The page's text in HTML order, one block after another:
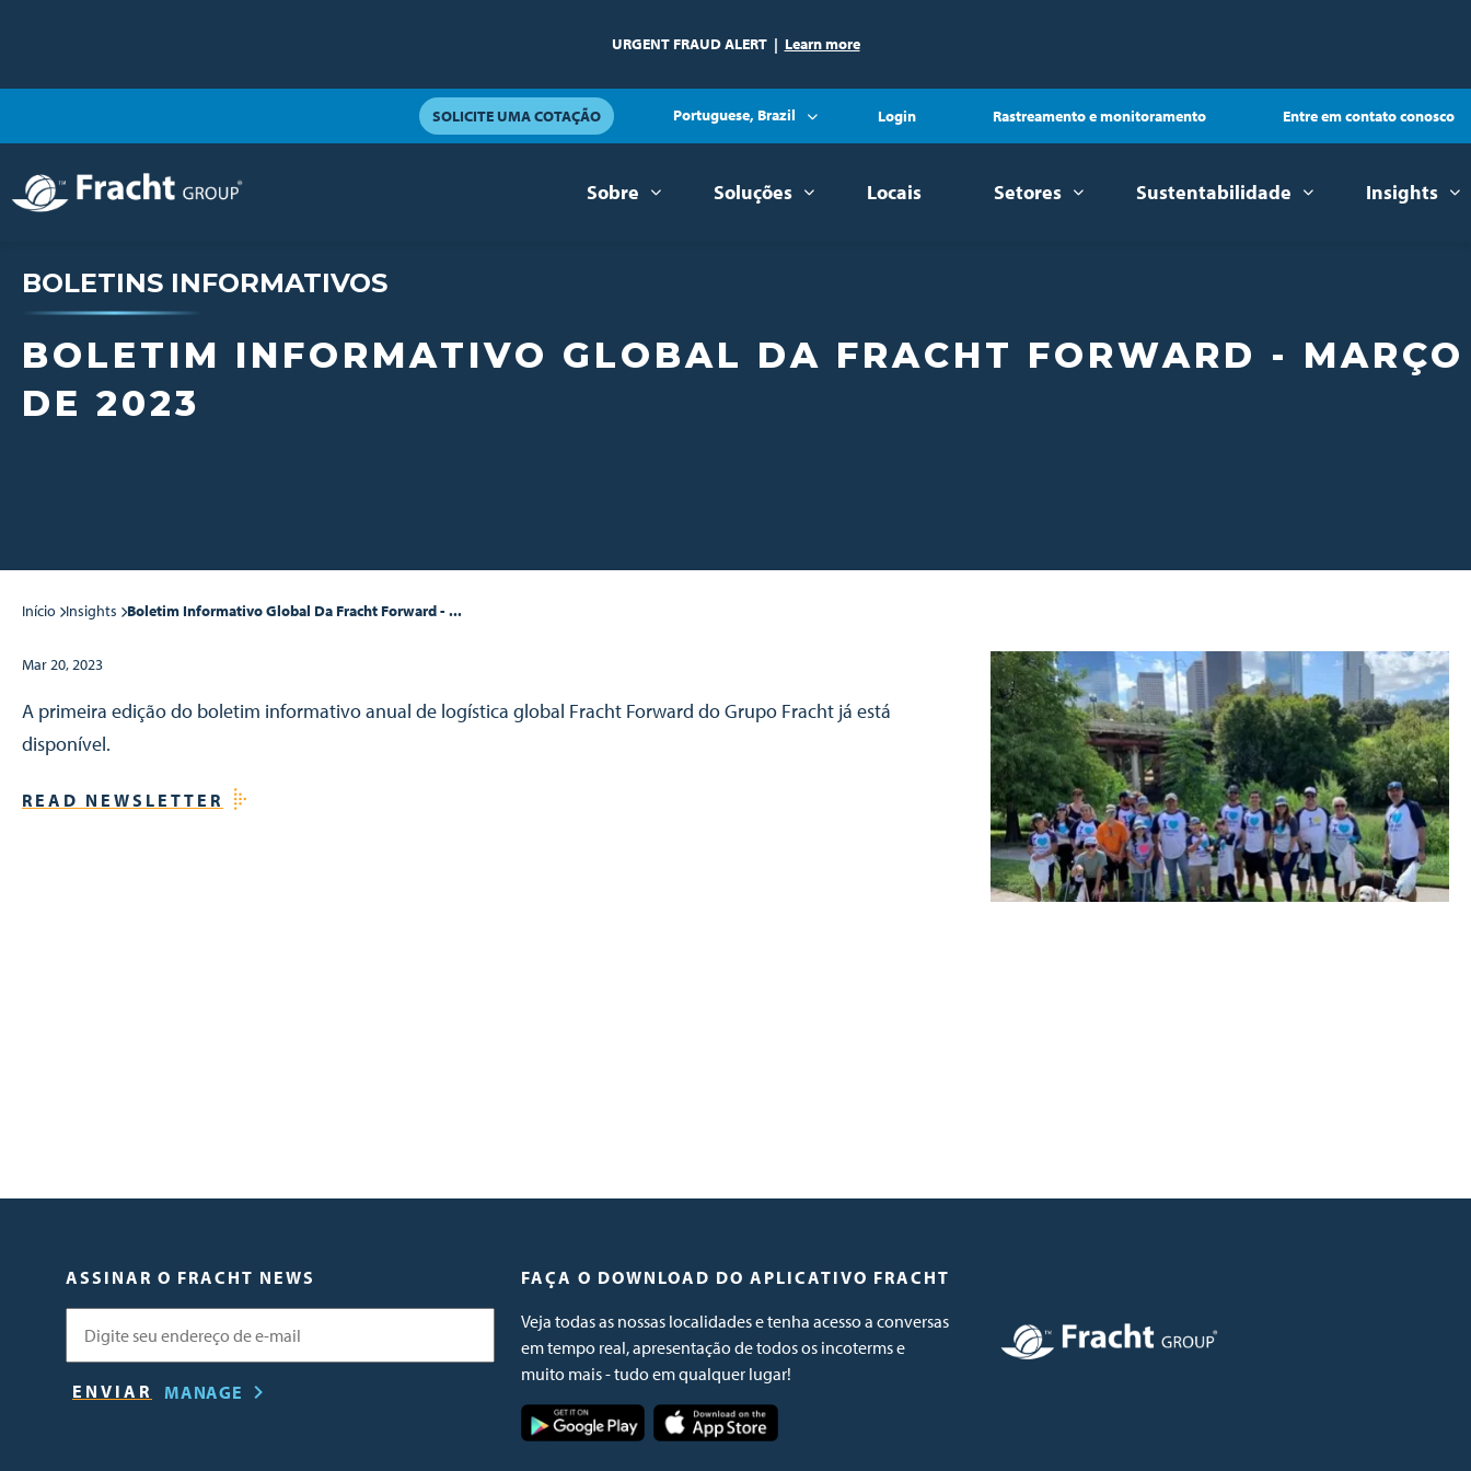
URGENT FRAUD ALERT | Learn more
SOLICITE UMA COTAÇÃO Portuguese, Brazil Login Rastreamento e monitoramento Entre em contato conosco
Sobre Soluções Locais Setores Sustentabilidade Insights
BOLETINS INFORMATIVOS
BOLETIM INFORMATIVO GLOBAL DA FRACHT FORWARD - MARÇO
DE 2023
Início Insights Boletim Informativo Global Da Fracht Forward - ...
Mar 20, 2023
A primeira edição do boletim informativo anual de logística global Fracht Forward do Grupo Fracht já está
disponível.
READ NEWSLETTER
ASSINAR O FRACHT NEWS
MANAGE
FAÇA O DOWNLOAD DO APLICATIVO FRACHT
Veja todas as nossas localidades e tenha acesso a conversas
em tempo real, apresentação de todos os incoterms e
muito mais - tudo em qualquer lugar!
Imagem
Imagem